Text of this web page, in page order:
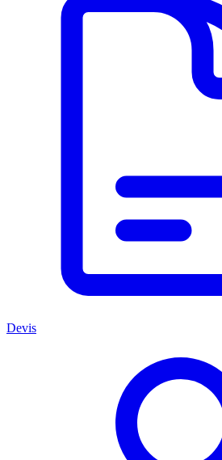
Devis